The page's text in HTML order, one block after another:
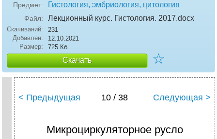
Предмет: Гистология, эмбриология, цитология
Файл: Лекционный курс. Гистология. 2017.docx
Скачиваний:
231
Добавлен:
12.10.2021
Размер:
725 Кб
Скачать ☆
< Предыдущая 10 / 38 Следующая >
Микроциркуляторное русло